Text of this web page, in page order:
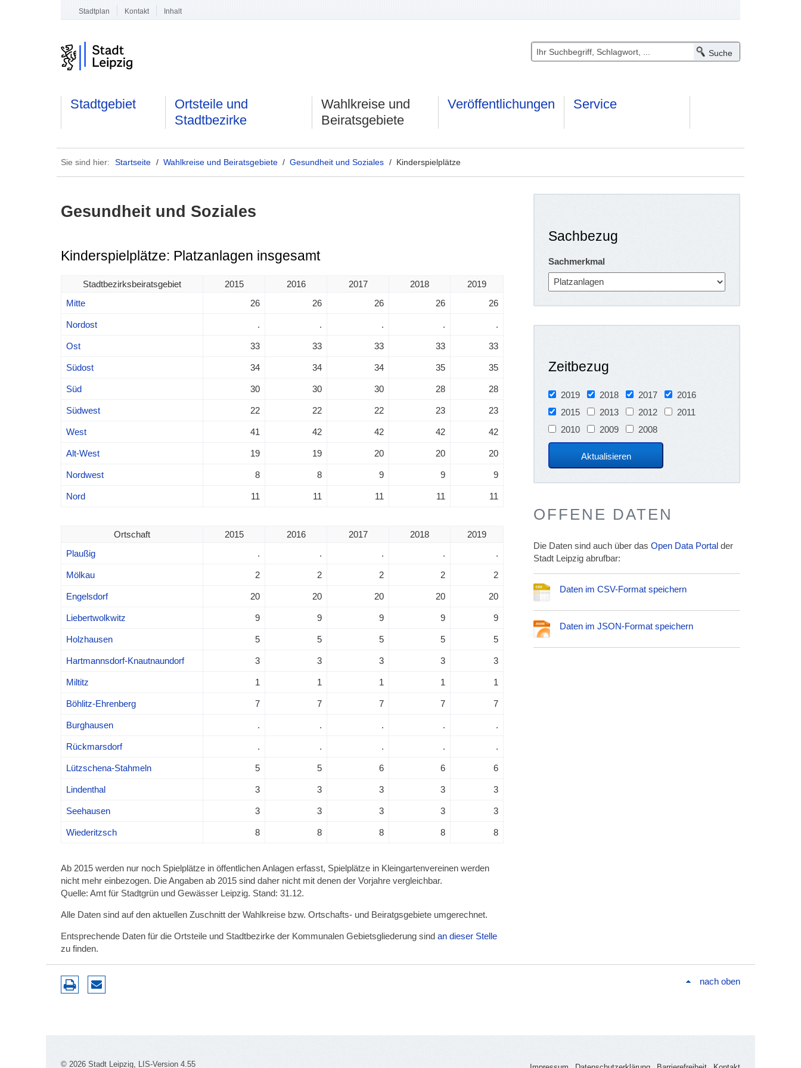
Stadtplan Kontakt Inhalt
Stadtgebiet
Ortsteile und
Stadtbezirke
Wahlkreise und
Beiratsgebiete
Veröffentlichungen Service
Sie sind hier: Startseite / Wahlkreise und Beiratsgebiete /Gesundheit und Soziales / Kinderspielplätze
Gesundheit und Soziales
Kinderspielplätze: Platzanlagen insgesamt
Stadtbezirksbeiratsgebiet 2015 2016 2017 2018
2019
Mitte
26 26 26 26 26
Nordost . . . . .
Ost 33 33 33 33 33
Südost 34 34 34 35 35
Süd 30 30 30 28 28
Südwest 22 22 22 23 23
West 41 42 42 42 42
Alt-West 19 19 20 20 20
Nordwest 8 8 9 9 9
Nord 11 11 11 11 11
Ortschaft 2015 2016 2017 2018
2019
Plaußig
. . . . .
Mölkau 2 2 2 2 2
Engelsdorf 20 20 20 20 20
Liebertwolkwitz 9 9 9 9 9
Holzhausen 5 5 5 5 5
Hartmannsdorf-Knautnaundorf 3 3 3 3 3
Miltitz 1 1 1 1 1
Böhlitz-Ehrenberg 7 7 7 7 7
Burghausen . . . . .
Rückmarsdorf . . . . .
Lützschena-Stahmeln 5 5 6 6 6
Lindenthal 3 3 3 3 3
Seehausen 3 3 3 3 3
Wiederitzsch 8 8 8 8 8
Ab 2015 werden nur noch Spielplätze in öffentlichen Anlagen erfasst, Spielplätze in Kleingartenvereinen werden
nicht mehr einbezogen. Die Angaben ab 2015 sind daher nicht mit denen der Vorjahre vergleichbar.
Quelle: Amt für Stadtgrün und Gewässer Leipzig. Stand: 31.12.
Alle Daten sind auf den aktuellen Zuschnitt der Wahlkreise bzw. Ortschafts- und Beiratgsgebiete umgerechnet.
Entsprechende Daten für die Ortsteile und Stadtbezirke der Kommunalen Gebietsgliederung sind an dieser Stelle
zu finden.
Sachbezug
Sachmerkmal
Zeitbezug
2019 2018 2017
2016
2015
2013 2012
2011
2010
2009 2008
OFFENE DATEN
Die Daten sind auch über dasOpen Data Portal der
Stadt Leipzig abrufbar:
Daten im CSV-Format speichern
Daten im JSON-Format speichern
nach oben
© 2026 Stadt Leipzig, LIS-Version 4.55